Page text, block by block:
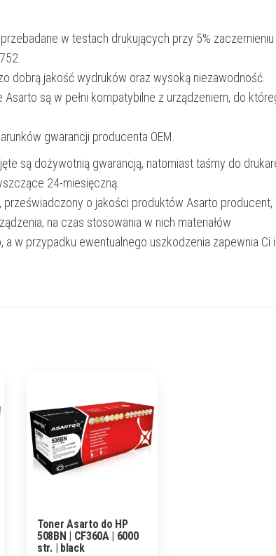
w testach drukujących przy 5% zaczernieniu
dobrą jakość wydruków oraz wysoką niezawodność.
Asarto są w pełni kompatybilne z urządzeniem, do
gwarancji producenta OEM.
są dożywotnią gwarancją, natomiast taśmy do
24-miesięczną.
o jakości produktów Asarto producent,
na czas stosowania w nich materiałów
a w przypadku ewentualnego uszkodzenia zapewnia Ci
Toner Asarto do HP
508BN | CF360A | 6000
str. | black